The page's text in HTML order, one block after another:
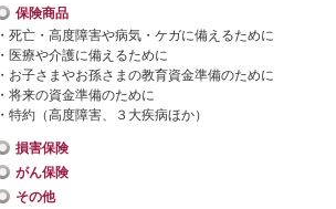
保険商品
・死亡・高度障害や病気・ケガに備えるために
・医療や介護に備えるために
・お子さまやお孫さまの教育資金準備のために
・将来の資金準備のために
・特約（高度障害、３大疾病ほか）
損害保険
がん保険
その他